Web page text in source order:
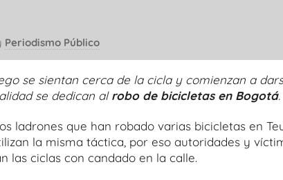
Periodismo Público
se sientan cerca de la cicla y comienzan a
se dedican alrobo de bicicletas en Bogotá.
ladrones que han robado varias bicicletas en
la misma táctica, por eso autoridades y
las ciclas con candado en la calle.